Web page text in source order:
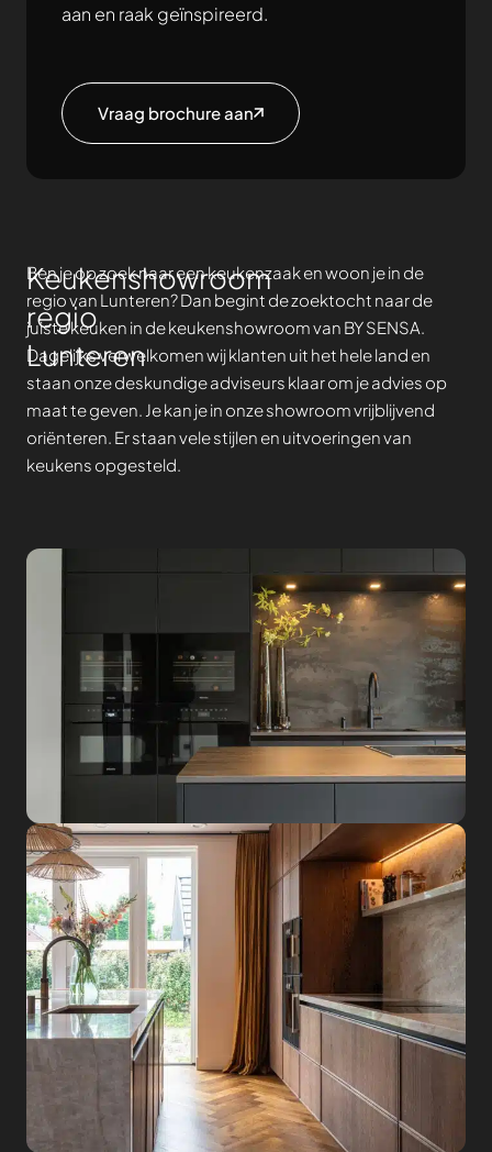
aan en raak geïnspireerd.
Vraag brochure aan
Keukenshowroom
regio
Lunteren
Ben je op zoek naar een keukenzaak en woon je in de
regio van Lunteren? Dan begint de zoektocht naar de
juiste keuken in de keukenshowroom van BY SENSA.
Dagelijks verwelkomen wij klanten uit het hele land en
staan onze deskundige adviseurs klaar om je advies op
maat te geven. Je kan je in onze showroom vrijblijvend
oriënteren. Er staan vele stijlen en uitvoeringen van
keukens opgesteld.